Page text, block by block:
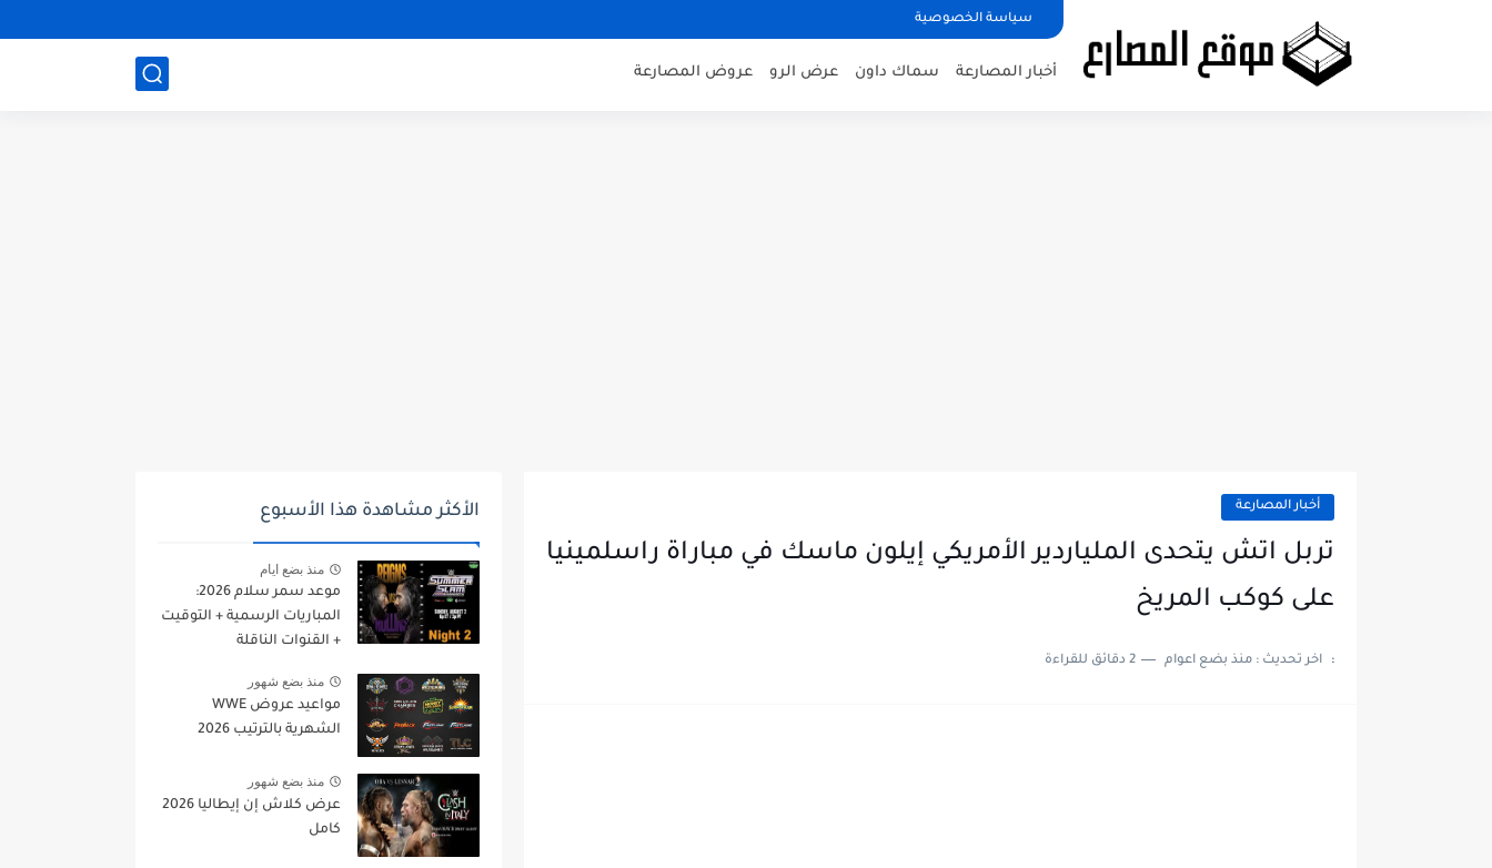
سياسة الخصوصية
أخبار المصارعة سماك داون عرض الرو عروض المصارعة
أخبار المصارعة
تربل اتش يتحدى الملياردير الأمريكي إيلون ماسك في مباراة راسلمينيا
على كوكب المريخ
: اخر تحديث : منذ بضع اعوام 2 دقائق للقراءة
الأكثر مشاهدة هذا الأسبوع
منذ بضع ايام
موعد سمر سلام 2026:
المباريات الرسمية + التوقيت
+ القنوات الناقلة
منذ بضع شهور
مواعيد عروض WWE
الشهرية بالترتيب 2026
منذ بضع شهور
عرض كلاش إن إيطاليا 2026
كامل